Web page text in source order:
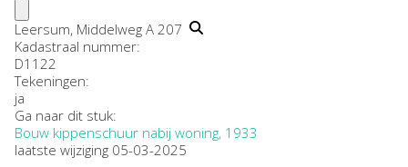
Leersum, Middelweg A 207
Kadastraal nummer:
D1122
Tekeningen:
ja
Ga naar dit stuk:
Bouw kippenschuur nabij woning, 1933
laatste wijziging 05-03-2025